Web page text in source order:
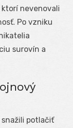
nevenovali
Po vzniku
surovín a
snažili potlačiť